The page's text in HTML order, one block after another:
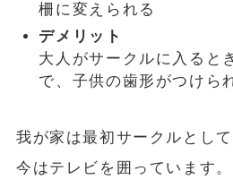
柵に変えられる
デメリット
大人がサークルに入ると
で、子供の歯形がつけら
我が家は最初サークルとし
今はテレビを囲っています